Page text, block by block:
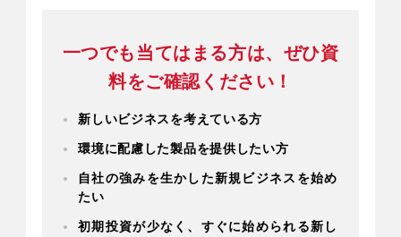
刷だけではなく、新しい価値ある制作物
を提供していくことも必要とされている
本資料では、LIMEXの基礎知識から特
性、LIMEXを活用したビジネスなど事例
を交えて分かりやすくご紹介します。
自社の強みを生かし、今こそ「LIMEX」
一つでも当てはまる方は、ぜひ資
料をご確認ください！
新しいビジネスを考えている方
環境に配慮した製品を提供したい方
自社の強みを生かした新規ビジネスを始め
たい
初期投資が少なく、すぐに始められる新し